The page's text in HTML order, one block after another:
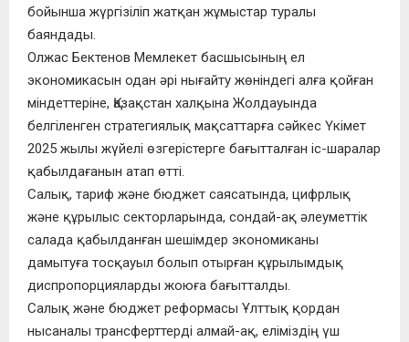
бойынша жүргізіліп жатқан жұмыстар туралы
баяндады.
Олжас Бектенов Мемлекет басшысының ел
экономикасын одан әрі нығайту жөніндегі алға қойған
міндеттеріне, Қазақстан халқына Жолдауында
белгіленген стратегиялық мақсаттарға сәйкес Үкімет
2025 жылы жүйелі өзгерістерге бағытталған іс-шаралар
қабылдағанын атап өтті.
Салық, тариф және бюджет саясатында, цифрлық
және құрылыс секторларында, сондай-ақ әлеуметтік
салада қабылданған шешімдер экономиканы
дамытуға тосқауыл болып отырған құрылымдық
диспропорцияларды жоюға бағытталды.
Салық және бюджет реформасы Ұлттық қордан
нысаналы трансферттерді алмай-ақ, еліміздің үш